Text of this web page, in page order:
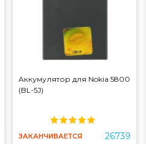
Аккумулятор для Nokia 5800
(BL-5J)
ЗАКАНЧИВАЕТСЯ 26739